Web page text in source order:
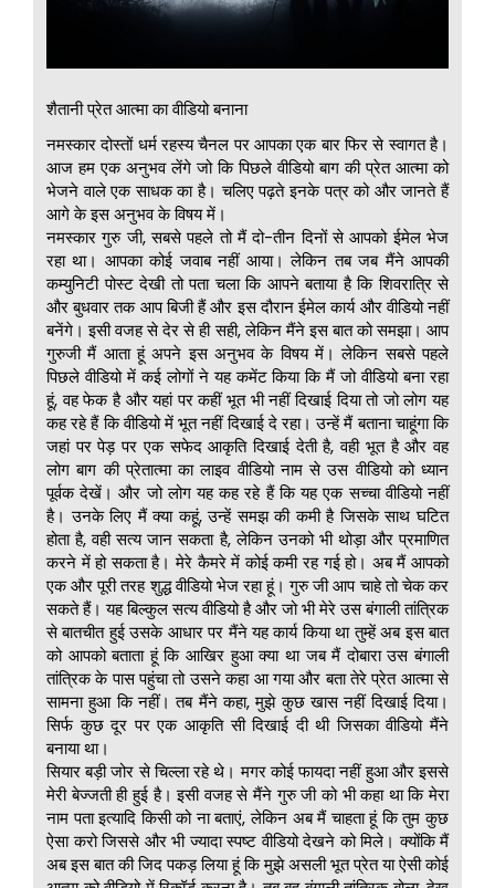
शैतानी प्रेत आत्मा का वीडियो बनाना
नमस्कार दोस्तों धर्म रहस्य चैनल पर आपका एक बार फिर से स्वागत है।
आज हम एक अनुभव लेंगे जो कि पिछले वीडियो बाग की प्रेत आत्मा को
भेजने वाले एक साधक का है। चलिए पढ़ते इनके पत्र को और जानते हैं
आगे के इस अनुभव के विषय में।
नमस्कार गुरु जी, सबसे पहले तो मैं दो-तीन दिनों से आपको ईमेल भेज
रहा था। आपका कोई जवाब नहीं आया। लेकिन तब जब मैंने आपकी
कम्युनिटी पोस्ट देखी तो पता चला कि आपने बताया है कि शिवरात्रि से
और बुधवार तक आप बिजी हैं और इस दौरान ईमेल कार्य और वीडियो नहीं
बनेंगे। इसी वजह से देर से ही सही, लेकिन मैंने इस बात को समझा। आप
गुरुजी मैं आता हूं अपने इस अनुभव के विषय में। लेकिन सबसे पहले
पिछले वीडियो में कई लोगों ने यह कमेंट किया कि मैं जो वीडियो बना रहा
हूं, वह फेक है और यहां पर कहीं भूत भी नहीं दिखाई दिया तो जो लोग यह
कह रहे हैं कि वीडियो में भूत नहीं दिखाई दे रहा। उन्हें मैं बताना चाहूंगा कि
जहां पर पेड़ पर एक सफेद आकृति दिखाई देती है, वही भूत है और वह
लोग बाग की प्रेतात्मा का लाइव वीडियो नाम से उस वीडियो को ध्यान
पूर्वक देखें। और जो लोग यह कह रहे हैं कि यह एक सच्चा वीडियो नहीं
है। उनके लिए मैं क्या कहूं, उन्हें समझ की कमी है जिसके साथ घटित
होता है, वही सत्य जान सकता है, लेकिन उनको भी थोड़ा और प्रमाणित
करने में हो सकता है। मेरे कैमरे में कोई कमी रह गई हो। अब मैं आपको
एक और पूरी तरह शुद्ध वीडियो भेज रहा हूं। गुरु जी आप चाहे तो चेक कर
सकते हैं। यह बिल्कुल सत्य वीडियो है और जो भी मेरे उस बंगाली तांत्रिक
से बातचीत हुई उसके आधार पर मैंने यह कार्य किया था तुम्हें अब इस बात
को आपको बताता हूं कि आखिर हुआ क्या था जब मैं दोबारा उस बंगाली
तांत्रिक के पास पहुंचा तो उसने कहा आ गया और बता तेरे प्रेत आत्मा से
सामना हुआ कि नहीं। तब मैंने कहा, मुझे कुछ खास नहीं दिखाई दिया।
सिर्फ कुछ दूर पर एक आकृति सी दिखाई दी थी जिसका वीडियो मैंने
बनाया था।
सियार बड़ी जोर से चिल्ला रहे थे। मगर कोई फायदा नहीं हुआ और इससे
मेरी बेज्जती ही हुई है। इसी वजह से मैंने गुरु जी को भी कहा था कि मेरा
नाम पता इत्यादि किसी को ना बताएं, लेकिन अब मैं चाहता हूं कि तुम कुछ
ऐसा करो जिससे और भी ज्यादा स्पष्ट वीडियो देखने को मिले। क्योंकि मैं
अब इस बात की जिद पकड़ लिया हूं कि मुझे असली भूत प्रेत या ऐसी कोई